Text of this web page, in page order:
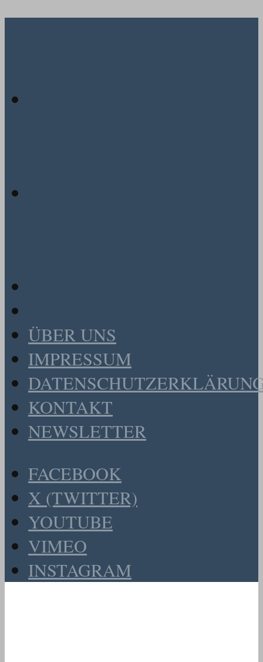
ÜBER UNS
IMPRESSUM
KONTAKT
NEWSLETTER
FACEBOOK
X (TWITTER)
YOUTUBE
VIMEO
INSTAGRAM